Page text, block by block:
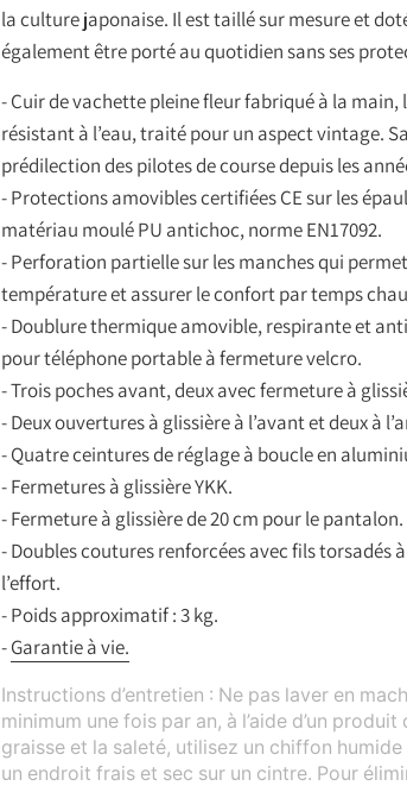
m
e
n
t
e
n
c
o
u
r
s
.
.
la culture japonaise. Il est taillé sur mesure et
également être porté au quotidien sans ses
- Cuir de vachette pleine fleur fabriqué à la
résistant à l’eau, traité pour un aspect vintage.
prédilection des pilotes de course depuis les
- Protections amovibles certifiées CE sur les
matériau moulé PU antichoc, norme EN17092.
- Perforation partielle sur les manches qui
température et assurer le confort par temps
- Doublure thermique amovible, respirante et
pour téléphone portable à fermeture velcro.
- Trois poches avant, deux avec fermeture à
- Deux ouvertures à glissière à l’avant et deux à
- Quatre ceintures de réglage à boucle en
- Fermetures à glissière YKK.
- Fermeture à glissière de 20 cm pour le pantalon.
- Doubles coutures renforcées avec fils torsadés
l’effort.
- Poids approximatif : 3 kg.
-Garantie à vie.
Instructions d’entretien : Ne pas laver en
minimum une fois par an, à l’aide d’un
graisse et la saleté, utilisez un chiffon
un endroit frais et sec sur un cintre. Pour